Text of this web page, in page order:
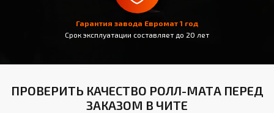
Гарантия завода Евромат 1 год
Срок эксплуатации составляет до 20 лет
ПРОВЕРИТЬ КАЧЕСТВО РОЛЛ-МАТА ПЕРЕД
ЗАКАЗОМ В ЧИТЕ